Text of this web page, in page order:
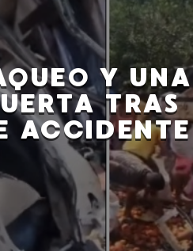
Y UNA
TRAS
ACCIDENTE